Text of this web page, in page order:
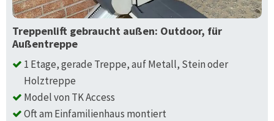
Treppenlift gebraucht außen: Outdoor, für
Außentreppe
1 Etage, gerade Treppe, auf Metall, Stein oder
Holztreppe
Model von TK Access
Oft am Einfamilienhaus montiert